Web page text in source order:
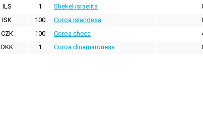
ILS
1 Shekel israelita
ISK
100 Coroa islandesa
CZK
100 Coroa checa
DKK
1 Coroa dinamarquesa